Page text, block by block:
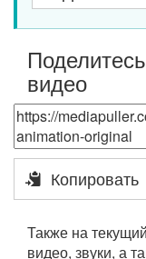
видео
Копировать
Также на
видео, звуки, а